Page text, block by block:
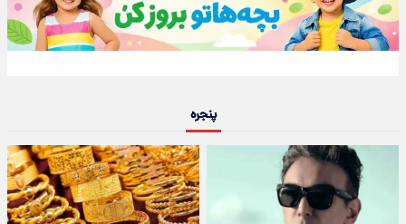
پنجره